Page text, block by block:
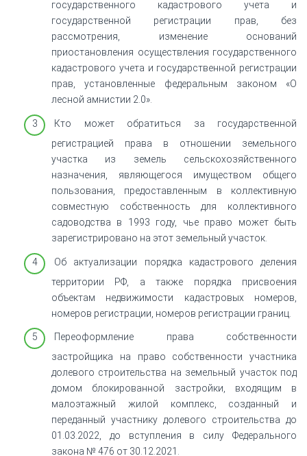
государственного кадастрового учета и
государственной регистрации прав, без
рассмотрения, изменение оснований
приостановления осуществления государственного
кадастрового учета и государственной регистрации
прав, установленные федеральным законом «О
лесной амнистии 2.0».
Кто может обратиться за государственной
регистрацией права в отношении земельного
участка из земель сельскохозяйственного
назначения, являющегося имуществом общего
пользования, предоставленным в коллективную
совместную собственность для коллективного
садоводства в 1993 году, чье право может быть
зарегистрировано на этот земельный участок.
Об актуализации порядка кадастрового деления
территории РФ, а также порядка присвоения
объектам недвижимости кадастровых номеров,
номеров регистрации, номеров регистрации границ.
Переоформление права собственности
застройщика на право собственности участника
долевого строительства на земельный участок под
домом блокированной застройки, входящим в
малоэтажный жилой комплекс, созданный и
переданный участнику долевого строительства до
01.03.2022, до вступления в силу Федерального
закона № 476 от 30.12.2021.